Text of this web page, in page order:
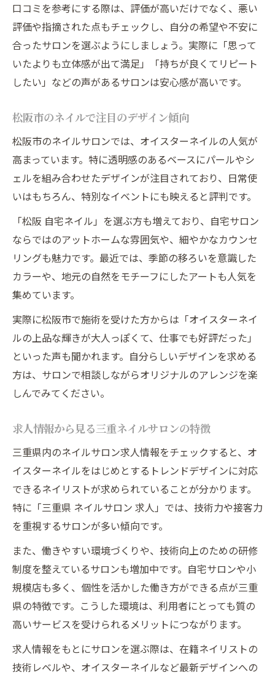
口コミを参考にする際は、評価が高いだけでなく、悪い
評価や指摘された点もチェックし、自分の希望や不安に
合ったサロンを選ぶようにしましょう。実際に「思って
いたよりも立体感が出て満足」「持ちが良くてリピート
したい」などの声があるサロンは安心感が高いです。
松阪市のネイルで注目のデザイン傾向
松阪市のネイルサロンでは、オイスターネイルの人気が
高まっています。特に透明感のあるベースにパールやシ
ェルを組み合わせたデザインが注目されており、日常使
いはもちろん、特別なイベントにも映えると評判です。
「松阪 自宅ネイル」を選ぶ方も増えており、自宅サロン
ならではのアットホームな雰囲気や、細やかなカウンセ
リングも魅力です。最近では、季節の移ろいを意識した
カラーや、地元の自然をモチーフにしたアートも人気を
集めています。
実際に松阪市で施術を受けた方からは「オイスターネイ
ルの上品な輝きが大人っぽくて、仕事でも好評だった」
といった声も聞かれます。自分らしいデザインを求める
方は、サロンで相談しながらオリジナルのアレンジを楽
しんでみてください。
求人情報から見る三重ネイルサロンの特徴
三重県内のネイルサロン求人情報をチェックすると、オ
イスターネイルをはじめとするトレンドデザインに対応
できるネイリストが求められていることが分かります。
特に「三重県 ネイルサロン 求人」では、技術力や接客力
を重視するサロンが多い傾向です。
また、働きやすい環境づくりや、技術向上のための研修
制度を整えているサロンも増加中です。自宅サロンや小
規模店も多く、個性を活かした働き方ができる点が三重
県の特徴です。こうした環境は、利用者にとっても質の
高いサービスを受けられるメリットにつながります。
求人情報をもとにサロンを選ぶ際は、在籍ネイリストの
技術レベルや、オイスターネイルなど最新デザインへの